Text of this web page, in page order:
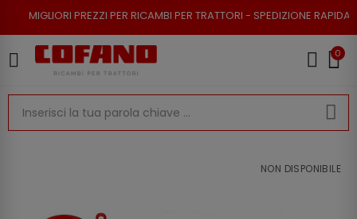
PREZZI PER RICAMBI PER TRATTORI - SPEDIZIONE RAPIDA - RESO
0
NON DISPONIBILE